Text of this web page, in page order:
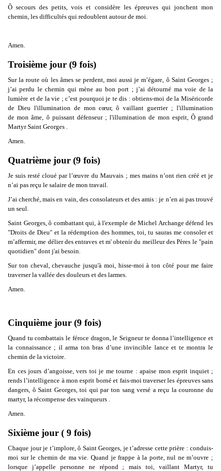
Ô secours des petits, vois et considère les épreuves qui jonchent mon
chemin, les difficultés qui redoublent autour de moi.
Amen.
Troisième jour (9 fois)
Sur la route où les âmes se perdent, moi aussi je m’égare, ô Saint Georges ;
j’ai perdu le chemin qui mène au bon port ; j’ai détourné ma voie de la
lumière et de la vie ; c’est pourquoi je te dis : obtiens-moi de la Miséricorde
de Dieu l'illumination de mon cœur, ô vaillant guerrier ; l'illumination
de mon âme, ô puissant défenseur ; l'illumination de mon esprit, Ô grand
Martyr Saint Georges .
Amen.
Quatrième jour (9 fois)
Je suis resté cloué par l’œuvre du Mauvais ; mes mains n’ont rien créé et je
n’ai pas reçu le salaire de mon travail.
J’ai cherché, mais en vain, des consolateurs et des amis : je n’en ai pas trouvé
un seul.
Saint Georges, ô combattant qui, à l'exemple de Michel Archange défend les
"Droits de Dieu" et la rédemption des hommes, toi, tu sauras me consoler et
m’affermir, me délier des entraves et m' obtenir du meilleur des Pères le "pain
quotidien" dont j'ai besoin.
Sur ton cheval, chevauche jusqu'à moi, hisse-moi à ton côté pour me faire
traverser la vallée des douleurs et des larmes.
Amen.
Cinquième jour (9 fois)
Quand tu combattais le féroce dragon, le Seigneur te donna l’intelligence et
la connaissance ; il arma ton bras d’une invincible lance et te montra le
chemin de la victoire.
En ces jours d’angoisse, vers toi je me tourne : apaise mon esprit inquiet ;
rends l’intelligence à mon esprit borné et fais-moi traverser les épreuves sans
dangers, ô Saint Georges, toi qui par ton sang versé a reçu la couronne du
martyr, la récompense des vainqueurs .
Amen.
Sixième jour ( 9 fois)
Chaque jour je t’implore, ô Saint Georges, je t’adresse cette prière : conduis-
moi sur le chemin de ma vie. Quand je frappe à la porte, nul ne m’ouvre ;
lorsque j’appelle personne ne répond ; mais toi, vaillant Martyr, tu